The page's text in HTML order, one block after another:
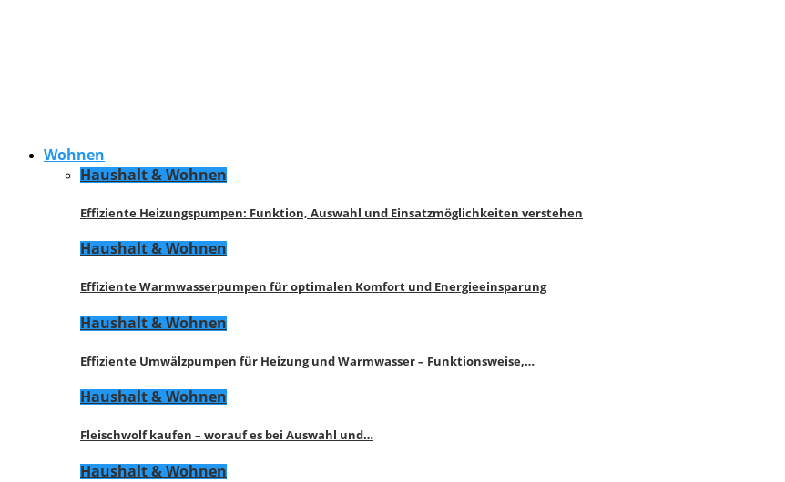
Wohnen
Haushalt & Wohnen
Effiziente Heizungspumpen: Funktion, Auswahl und Einsatzmöglichkeiten verstehen
Haushalt & Wohnen
Effiziente Warmwasserpumpen für optimalen Komfort und Energieeinsparung
Haushalt & Wohnen
Effiziente Umwälzpumpen für Heizung und Warmwasser – Funktionsweise,…
Haushalt & Wohnen
Fleischwolf kaufen – worauf es bei Auswahl und…
Haushalt & Wohnen